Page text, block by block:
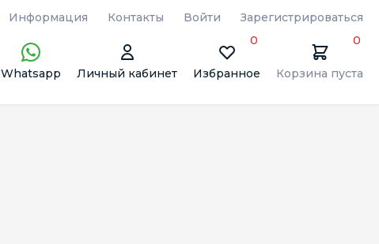
Информация Контакты Войти Зарегистрироваться
Whatsapp Личный кабинет Избранное
0
Корзина пуста
0